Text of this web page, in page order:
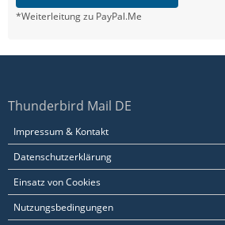
*Weiterleitung zu PayPal.Me
Thunderbird Mail DE
Impressum & Kontakt
Datenschutzerklärung
Einsatz von Cookies
Nutzungsbedingungen